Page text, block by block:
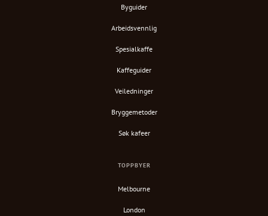
Byguider
Arbeidsvennlig
Spesialkaffe
Kaffeguider
Veiledninger
Bryggemetoder
Søk kafeer
TOPPBYER
Melbourne
London